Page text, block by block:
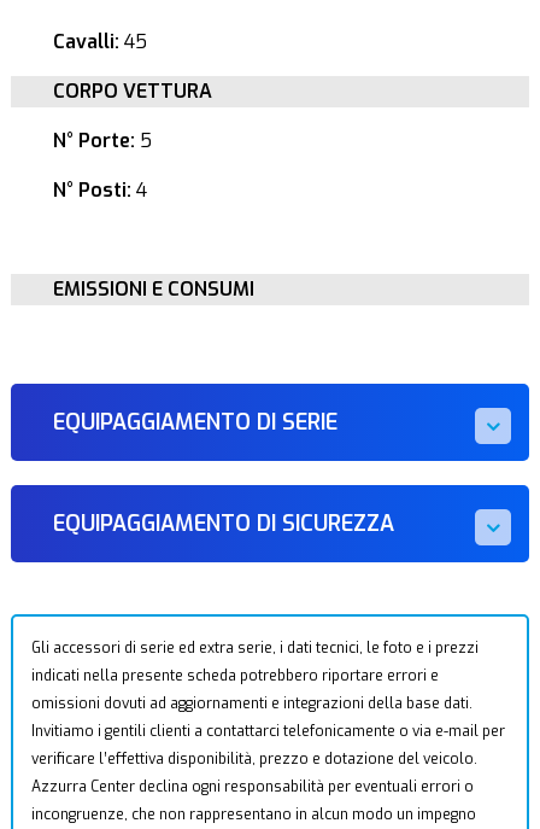
Cavalli: 45
CORPO VETTURA
N° Porte: 5
N° Posti: 4
EMISSIONI E CONSUMI
EQUIPAGGIAMENTO DI SERIE
EQUIPAGGIAMENTO DI SICUREZZA
Gli accessori di serie ed extra serie, i dati tecnici, le foto e i prezzi
indicati nella presente scheda potrebbero riportare errori e
omissioni dovuti ad aggiornamenti e integrazioni della base dati.
Invitiamo i gentili clienti a contattarci telefonicamente o via e-mail per
verificare l’effettiva disponibilità, prezzo e dotazione del veicolo.
Azzurra Center declina ogni responsabilità per eventuali errori o
incongruenze, che non rappresentano in alcun modo un impegno